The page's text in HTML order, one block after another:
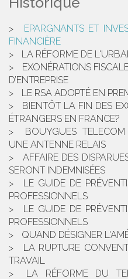
EPARGNANTS ET
FINANCIÈRE
LA RÉFORME DE
EXONÉRATIONS
D’ENTREPRISE
LE RSA ADOPTÉ EN
BIENTÔT LA FIN DES
ÉTRANGERS EN FRANCE?
BOUYGUES
UNE ANTENNE RELAIS
AFFAIRE DES
SERONT INDEMNISÉES
LE GUIDE DE
PROFESSIONNELS
LE GUIDE DE
PROFESSIONNELS
QUAND DÉSIGNER
LA RUPTURE
TRAVAIL
LA RÉFORME DU